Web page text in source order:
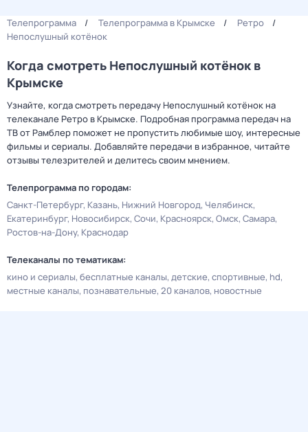
Телепрограмма Телепрограмма в Крымске
Ретро
Непослушный котёнок
Когда смотреть Непослушный котёнок в
Крымске
Узнайте, когда смотреть передачу Непослушный котёнок на
телеканале Ретро в Крымске. Подробная программа передач на
ТВ от Рамблер поможет не пропустить любимые шоу, интересные
фильмы и сериалы. Добавляйте передачи в избранное, читайте
отзывы телезрителей и делитесь своим мнением.
Телепрограмма по городам:
Санкт-Петербург Казань Нижний Новгород Челябинск
Екатеринбург Новосибирск Сочи Красноярск Омск Самара
Ростов-на-Дону Краснодар
Телеканалы по тематикам:
кино и сериалы бесплатные каналы детские спортивные hd
местные каналы познавательные 20 каналов новостные